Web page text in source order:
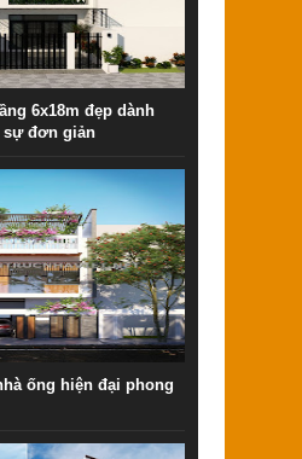
6x18m đẹp dành
đơn giản
ống hiện đại phong